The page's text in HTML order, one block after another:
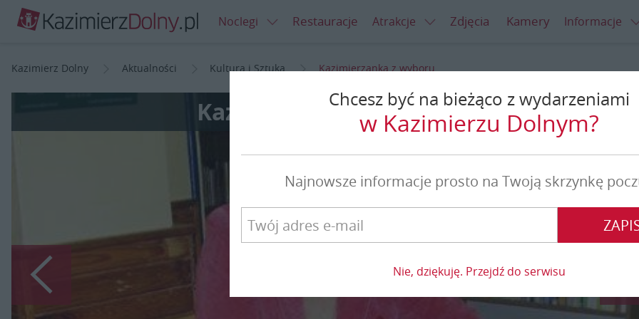
Noclegi Restauracje Atrakcje Zdjęcia Kamery Informacje
Kazimierz Dolny Aktualności Kultura i Sztuka Kazimierzanka z wyboru
Kazimierzanka z wyboru
Poprzedni
Chcesz być na bieżąco z wydarzeniami
w Kazimierzu Dolnym?
Najnowsze informacje prosto na Twoją skrzynkę
Nie, dziękuję. Przejdź do serwisu